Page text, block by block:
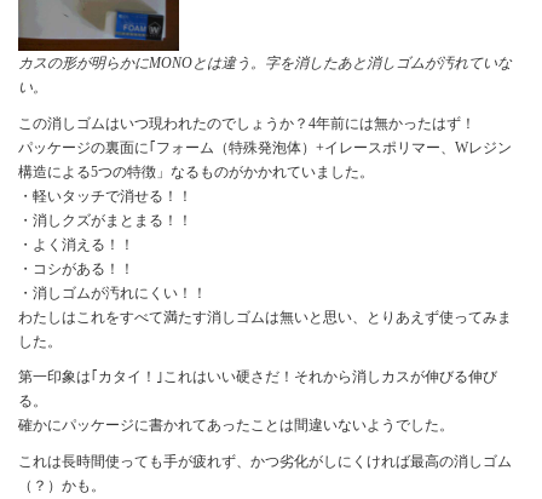
カスの形が明らかにMONOとは違う。字を消したあと消しゴムが汚れていな
い。
この消しゴムはいつ現われたのでしょうか？4年前には無かったはず！
パッケージの裏面に｢フォーム（特殊発泡体）+イレースポリマー、Wレジン
構造による5つの特徴」なるものがかかれていました。
・軽いタッチで消せる！！
・消しクズがまとまる！！
・よく消える！！
・コシがある！！
・消しゴムが汚れにくい！！
わたしはこれをすべて満たす消しゴムは無いと思い、とりあえず使ってみま
した。
第一印象は｢カタイ！｣これはいい硬さだ！それから消しカスが伸びる伸び
る。
確かにパッケージに書かれてあったことは間違いないようでした。
これは長時間使っても手が疲れず、かつ劣化がしにくければ最高の消しゴム
（？）かも。